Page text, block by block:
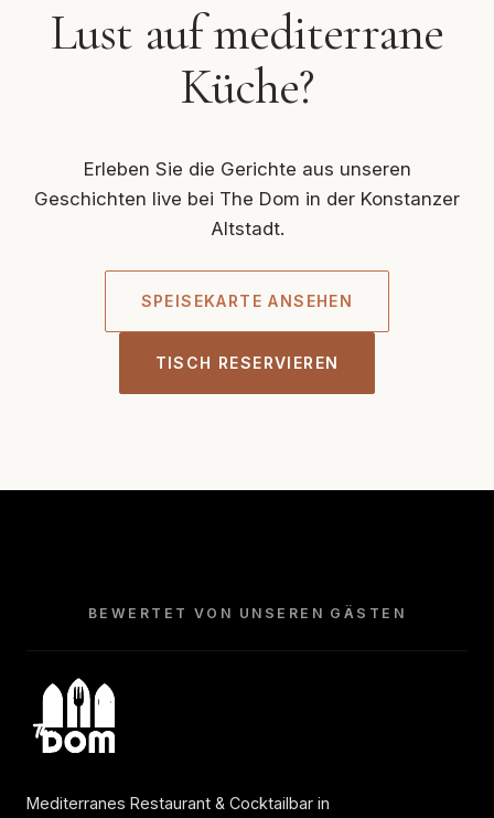
Lust auf mediterrane
Küche?
Erleben Sie die Gerichte aus unseren
Geschichten live bei The Dom in der Konstanzer
Altstadt.
SPEISEKARTE ANSEHEN
TISCH RESERVIEREN
BEWERTET VON UNSEREN GÄSTEN
Mediterranes Restaurant & Cocktailbar in